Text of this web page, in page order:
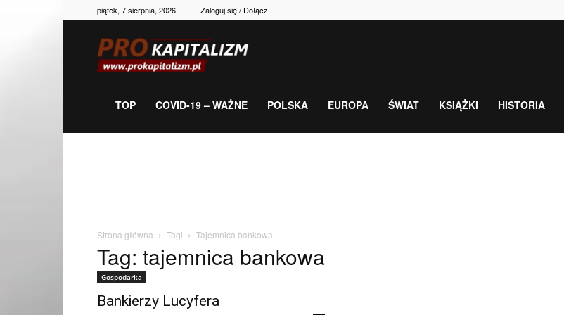
piątek, 7 sierpnia, 2026 Zaloguj się / Dołącz
gospodarka,
TOP COVID-19 – WAŻNE POLSKA EUROPA ŚWIAT KSIĄŻKI HISTORIA
Strona główna Tagi Tajemnica bankowa
Tag: tajemnica bankowa
Gospodarka
Bankierzy Lucyfera